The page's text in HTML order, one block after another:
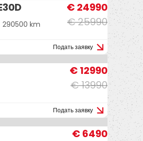
€ 25990
€ 24990
290500 km
Подать заявку
€ 13990
€ 12990
Подать заявку
€ 6490